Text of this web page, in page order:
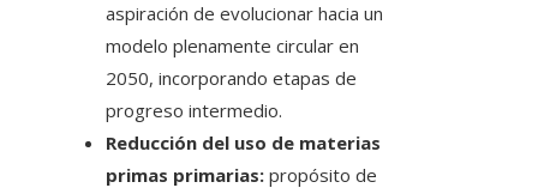
aspiración de evolucionar hacia un
modelo plenamente circular en
2050, incorporando etapas de
progreso intermedio.
Reducción del uso de materias
primas primarias: propósito de